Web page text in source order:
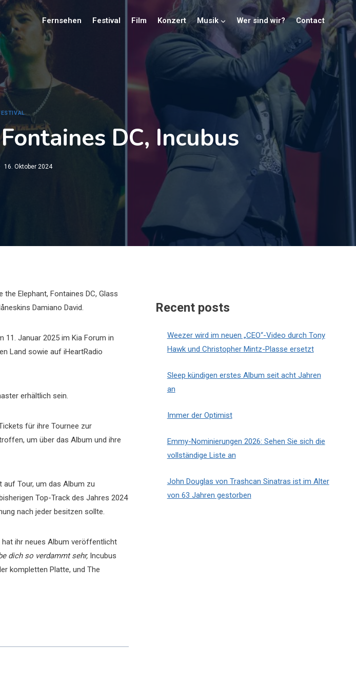
Fernsehen Festival Film Konzert Musik Wer sind wir? Contact
DC, Incubus
16. Oktober 2024
Elephant, Fontaines DC, Glass
Damiano David.
11. Januar 2025 im Kia Forum in
Land sowie auf iHeartRadio
erhältlich sein.
für ihre Tournee zur
um über das Album und ihre
auf Tour, um das Album zu
Top-Track des Jahres 2024
nach jeder besitzen sollte.
hat ihr neues Album veröffentlicht
dich so verdammt sehr, Incubus
kompletten Platte, und The
Recent posts
Weezer wird im neuen „CEO“-Video durch Tony
Hawk und Christopher Mintz-Plasse ersetzt
Sleep kündigen erstes Album seit acht Jahren
an
Immer der Optimist
Emmy-Nominierungen 2026: Sehen Sie sich die
vollständige Liste an
John Douglas von Trashcan Sinatras ist im Alter
von 63 Jahren gestorben